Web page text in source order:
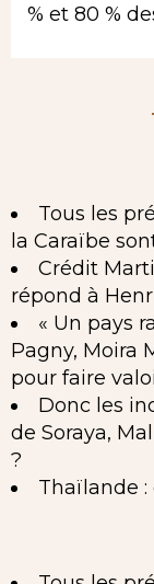
% et 80 %
Tous les
la Caraïbe
Crédit
répond à
« Un pays
Pagny, Moira
pour faire
Donc les
de Soraya,
?
Thaïlande